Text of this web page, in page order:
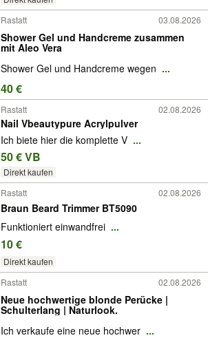
Rastatt
03.08.2026
Shower Gel und Handcreme zusammen
mit Aleo Vera
Shower Gel und Handcreme wegen ...
40 €
Rastatt 02.08.2026
Nail Vbeautypure Acrylpulver
Ich biete hier die komplette V ...
50 € VB
Direkt kaufen
Rastatt 02.08.2026
Braun Beard Trimmer BT5090
Funktioniert einwandfrei ...
10 €
Direkt kaufen
Rastatt 02.08.2026
Neue hochwertige blonde Perücke |
Schulterlang | Naturlook.
Ich verkaufe eine neue hochwer ...